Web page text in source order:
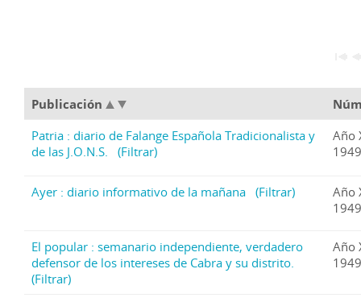
Publicación
Patria : diario de Falange Española Tradicionalista y
de las J.O.N.S.
(Filtrar)
Año
Ayer : diario informativo de la mañana (Filtrar)
Año
El popular : semanario independiente, verdadero
defensor de los intereses de Cabra y su distrito.
(Filtrar)
Año